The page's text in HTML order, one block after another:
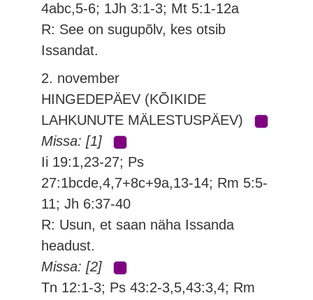
4abc,5-6; 1Jh 3:1-3; Mt 5:1-12a
R: See on sugupõlv, kes otsib
Issandat.
2. november
HINGEDEPÄEV (KÕIKIDE
LAHKUNUTE MÄLESTUSPÄEV)
Missa: [1]
Ii 19:1,23-27; Ps
27:1bcde,4,7+8c+9a,13-14; Rm 5:5-
11; Jh 6:37-40
R: Usun, et saan näha Issanda
headust.
Missa: [2]
Tn 12:1-3; Ps 43:2-3,5,43:3,4; Rm